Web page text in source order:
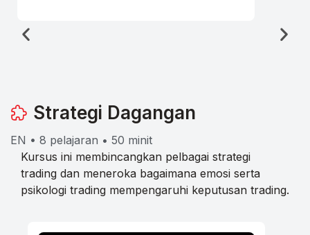
Strategi Dagangan
EN • 8 pelajaran • 50 minit
Kursus ini membincangkan pelbagai strategi
trading dan meneroka bagaimana emosi serta
psikologi trading mempengaruhi keputusan trading.